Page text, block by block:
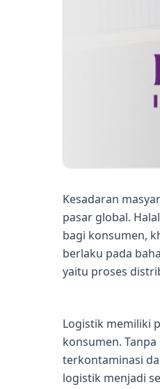
Kesadaran
pasar global.
bagi konsumen,
berlaku pada
yaitu proses
Logistik memiliki
konsumen.
terkontaminasi
logistik menjadi